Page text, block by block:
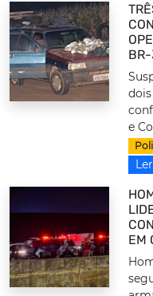
BR-
e
EM